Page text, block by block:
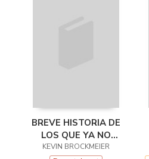
BREVE HISTORIA DE
LOS QUE YA NO
ESTÁN
KEVIN BROCKMEIER